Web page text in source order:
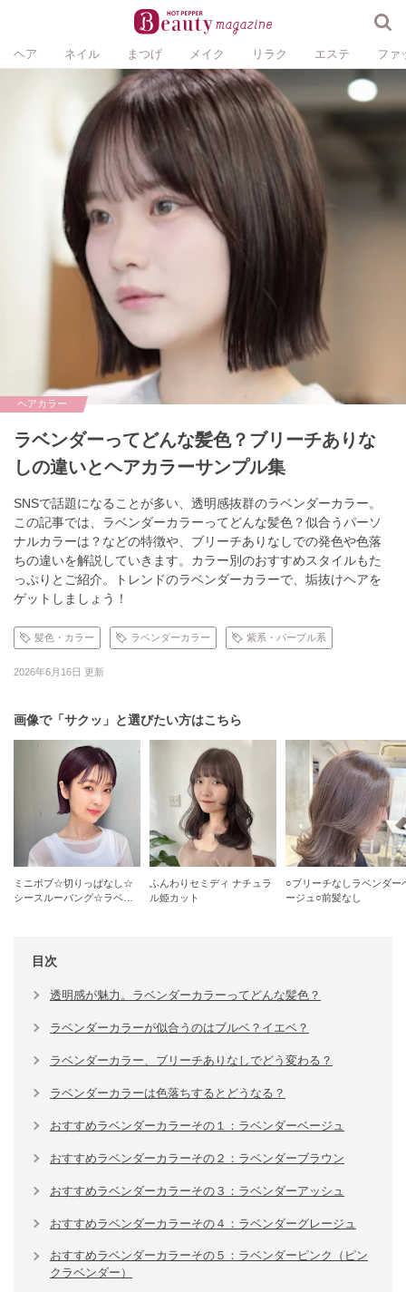
ヘア ネイル まつげ メイク リラク エステ ファ
ヘアカラー
ラベンダーってどんな髪色？ブリーチありな
しの違いとヘアカラーサンプル集
髪色・カラー ラベンダーカラー 紫系・パープル系
2026年6月16日 更新
SNSで話題になることが多い、透明感抜群のラベンダーカラー。
この記事では、ラベンダーカラーってどんな髪色？似合うパーソ
ナルカラーは？などの特徴や、ブリーチありなしでの発色や色落
ちの違いを解説していきます。カラー別のおすすめスタイルもた
っぷりとご紹介。トレンドのラベンダーカラーで、垢抜けヘアを
ゲットしましょう！
画像で「サクッ」と選びたい方はこちら
ミニボブ☆切りっぱなし☆
シースルーバング☆ラベン
ふんわりセミディ ナチュラ
ル姫カット
○ブリーチなしラベンダー
ージュ○前髪なし
目次
透明感が魅力。ラベンダーカラーってどんな髪色？
ラベンダーカラーが似合うのはブルベ？イエベ？
ラベンダーカラー、ブリーチありなしでどう変わる？
ラベンダーカラーは色落ちするとどうなる？
おすすめラベンダーカラーその１：ラベンダーベージュ
おすすめラベンダーカラーその２：ラベンダーブラウン
おすすめラベンダーカラーその３：ラベンダーアッシュ
おすすめラベンダーカラーその４：ラベンダーグレージュ
おすすめラベンダーカラーその５：ラベンダーピンク（ピン
クラベンダー）